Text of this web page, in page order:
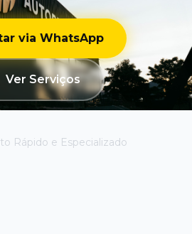
via WhatsApp
Ver Serviços
Rápido e Especializado